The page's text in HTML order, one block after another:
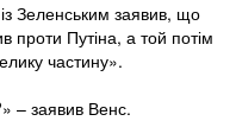
із Зеленським заявив, що
проти Путіна, а той потім
частину».
– заявив Венс.